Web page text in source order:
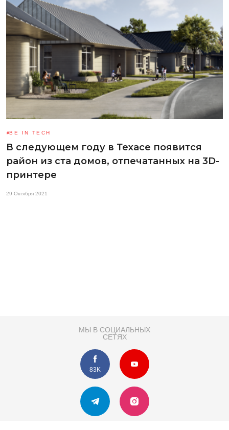
BE IN TECH
В следующем году в Техасе появится
район из ста домов, отпечатанных на 3D-
принтере
29 Октября 2021
МЫ В СОЦИАЛЬНЫХ
СЕТЯХ
83K